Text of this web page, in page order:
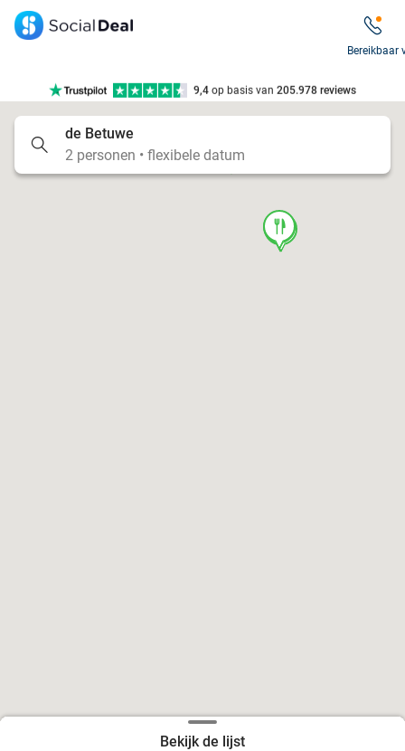
9,4 op basis van 205.978 reviews
10+ miljoen leden
Bereikbaar
de Betuwe
2 personen • flexibele datum
food
food
food
food
food
Bekijk de lijst